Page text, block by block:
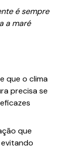
é sempre
a maré
que o clima
precisa se
que